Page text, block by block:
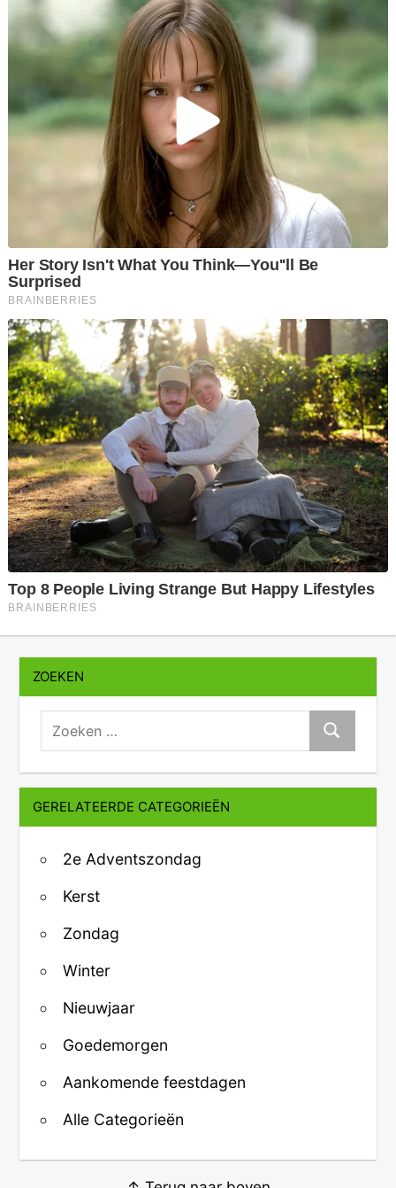
ZOEKEN
zoeken:
Zoeken
GERELATEERDE CATEGORIEËN
2e Adventszondag
Kerst
Zondag
Winter
Nieuwjaar
Goedemorgen
Aankomende feestdagen
Alle Categorieën